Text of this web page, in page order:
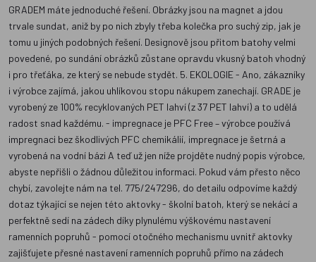
GRADEM máte jednoduché řešení. Obrázky jsou na magnet a jdou
trvale sundat, aniž by po nich zbyly třeba kolečka pro suchý zip, jak je
tomu u jiných podobných řešení. Designově jsou přitom batohy velmi
povedené, po sundání obrázků zůstane opravdu vkusný batoh vhodný
i pro třeťáka, ze který se nebude stydět. 5. EKOLOGIE - Ano, zákazníky
i výrobce zajímá, jakou uhlíkovou stopu nákupem zanechají. GRADE je
vyrobený ze 100% recyklovaných PET lahví (z 37 PET lahví) a to udělá
radost snad každému. - impregnace je PFC Free – výrobce používá
impregnaci bez škodlivých PFC chemikálií, impregnace je šetrná a
vyrobená na vodní bázi A teď už jen níže projděte nudný popis výrobce,
abyste nepřišli o žádnou důležitou informaci. Pokud vám přesto něco
chybí, zavolejte nám na tel. 775/247296, do detailu odpovíme každý
dotaz týkající se nejen této aktovky - školní batoh, který se nekácí a
perfektně sedí na zádech díky plynulému výškovému nastavení
ramenních popruhů - pomocí otočného mechanismu uvnitř aktovky
zajišťujete přesné nastavení ramenních popruhů přímo na zádech